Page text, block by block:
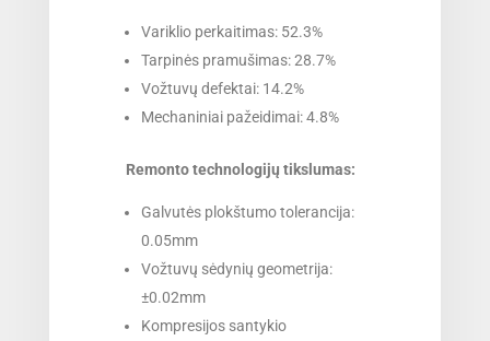
Variklio perkaitimas: 52.3%
Tarpinės pramušimas: 28.7%
Vožtuvų defektai: 14.2%
Mechaniniai pažeidimai: 4.8%
Remonto technologijų tikslumas:
Galvutės plokštumo tolerancija:
0.05mm
Vožtuvų sėdynių geometrija:
±0.02mm
Kompresijos santykio